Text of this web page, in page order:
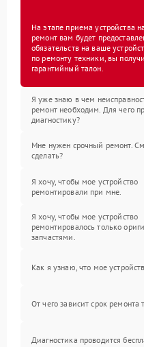
На этапе приема устройства
ремонт вам будет
обязательств на ваше
по ремонту техники, вы
гарантийный талон.
Я уже знаю в чем
ремонт необходим. Для чего
диагностику?
Мне нужен срочный ремонт.
сделать?
Я хочу, чтобы мое устройство
ремонтировали при мне.
Я хочу, чтобы мое устройство
ремонтировалось только
запчастями.
Как я узнаю, что мое
От чего зависит срок ремонта
Диагностика проводится